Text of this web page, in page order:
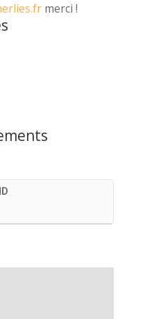
merci !